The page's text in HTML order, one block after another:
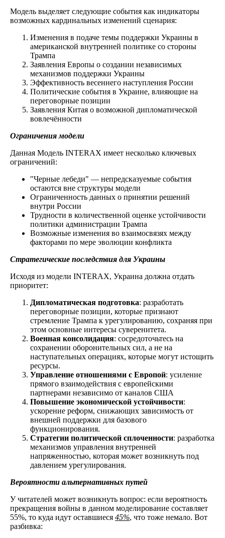
Модель выделяет следующие события как индикаторы
возможных кардинальных изменений сценария:
Изменения в подаче темы поддержки Украины в
американской внутренней политике со стороны
Трампа
Заявления Европы о создании независимых
механизмов поддержки Украины
Эффективность весеннего наступления России
Политические события в Украине, влияющие на
переговорные позиции
Заявления Китая о возможной дипломатической
вовлечённости
Ограничения модели
Данная Модель INTERAX имеет несколько ключевых
ограничений:
"Черные лебеди" — непредсказуемые события
остаются вне структуры модели
Ограниченность данных о принятии решений
внутри России
Трудности в количественной оценке устойчивости
политики администрации Трампа
Возможные изменения во взаимосвязях между
факторами по мере эволюции конфликта
Стратегические последствия для Украины
Исходя из модели INTERAX, Украина должна отдать
приоритет:
Дипломатическая подготовка: разработать
переговорные позиции, которые признают
стремление Трампа к урегулированию, сохраняя при
этом основные интересы суверенитета.
Военная консолидация: сосредоточьтесь на
сохранении оборонительных сил, а не на
наступательных операциях, которые могут истощить
ресурсы.
Управление отношениями с Европой: усиление
прямого взаимодействия с европейскими
партнерами независимо от каналов США
Повышение экономической устойчивости:
ускорение реформ, снижающих зависимость от
внешней поддержки для базового
функционирования.
Стратегии политической сплоченности: разработка
механизмов управления внутренней
напряженностью, которая может возникнуть под
давлением урегулирования.
Вероятности альтернативных путей
У читателей может возникнуть вопрос: если вероятность
прекращения войны в данном моделирование составляет
55%, то куда идут оставшиеся 45%, что тоже немало. Вот
разбивка: